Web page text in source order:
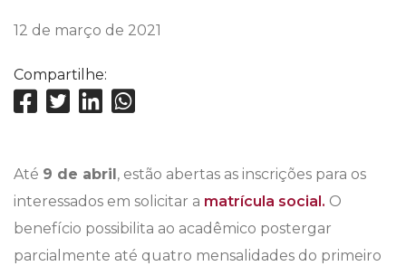
12 de março de 2021
Compartilhe:
Até 9 de abril , estão abertas as inscrições para os
interessados em solicitar a matrícula social. O
benefício possibilita ao acadêmico postergar
parcialmente até quatro mensalidades do primeiro